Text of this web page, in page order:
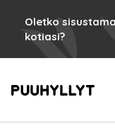
Oletko
kotiasi?